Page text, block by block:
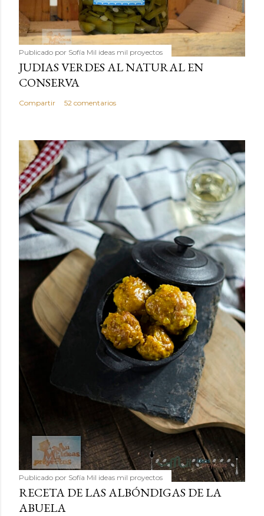
Publicado por Sofía Mil ideas mil proyectos
JUDIAS VERDES AL NATURAL EN
CONSERVA
Compartir 52 comentarios
Publicado por Sofía Mil ideas mil proyectos
RECETA DE LAS ALBÓNDIGAS DE LA
ABUELA